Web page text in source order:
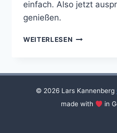
einfach. Also jetzt
genießen.
WEITERLESEN LINGUINI
OUVO
© 2026 Lars Kannenberg
made with
in